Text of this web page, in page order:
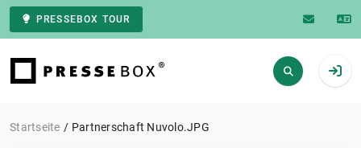
PRESSEBOX TOUR
Zur Startseite
Startseite Partnerschaft Nuvolo.JPG